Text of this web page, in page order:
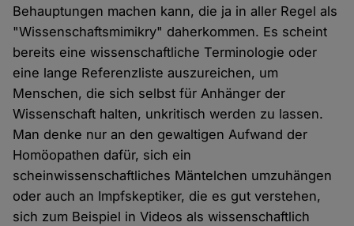
Behauptungen machen kann, die ja in aller Regel als
"Wissenschaftsmimikry" daherkommen. Es scheint
bereits eine wissenschaftliche Terminologie oder
eine lange Referenzliste auszureichen, um
Menschen, die sich selbst für Anhänger der
Wissenschaft halten, unkritisch werden zu lassen.
Man denke nur an den gewaltigen Aufwand der
Homöopathen dafür, sich ein
scheinwissenschaftliches Mäntelchen umzuhängen
oder auch an Impfskeptiker, die es gut verstehen,
sich zum Beispiel in Videos als wissenschaftlich